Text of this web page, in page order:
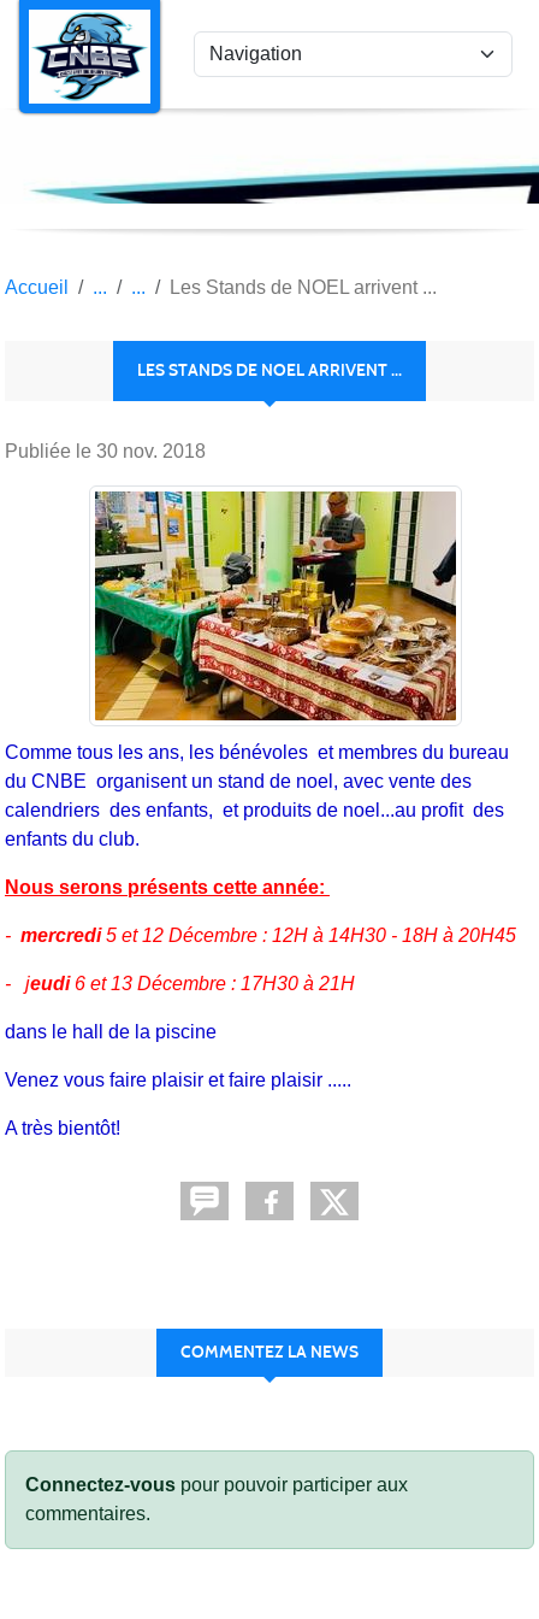
Accueil Les Stands de NOEL arrivent ...
LES STANDS DE NOEL ARRIVENT ...
Publiée le 30 nov. 2018
Comme tous les ans, les bénévoles et membres du bureau
du CNBE organisent un stand de noel, avec vente des
calendriers des enfants, et produits de noel...au profit des
enfants du club.
Nous serons présents cette année:
- mercredi5 et 12 Décembre : 12H à 14H30 - 18H à 20H45
- jeudi6 et 13 Décembre : 17H30 à 21H
dans le hall de la piscine
Venez vous faire plaisir et faire plaisir .....
A très bientôt!
COMMENTEZ LA NEWS
Connectez-vous pour pouvoir participer aux
commentaires.
Panneau de gestion des cookies